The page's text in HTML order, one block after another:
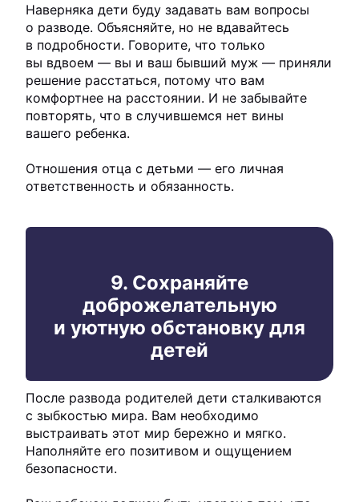
Наверняка дети буду задавать вам вопросы
о разводе. Объясняйте, но не вдавайтесь
в подробности. Говорите, что только
вы вдвоем — вы и ваш бывший муж — приняли
решение расстаться, потому что вам
комфортнее на расстоянии. И не забывайте
повторять, что в случившемся нет вины
вашего ребенка.
Отношения отца с детьми — его личная
ответственность и обязанность.
9. Сохраняйте
доброжелательную
и уютную обстановку для
детей
После развода родителей дети сталкиваются
с зыбкостью мира. Вам необходимо
выстраивать этот мир бережно и мягко.
Наполняйте его позитивом и ощущением
безопасности.